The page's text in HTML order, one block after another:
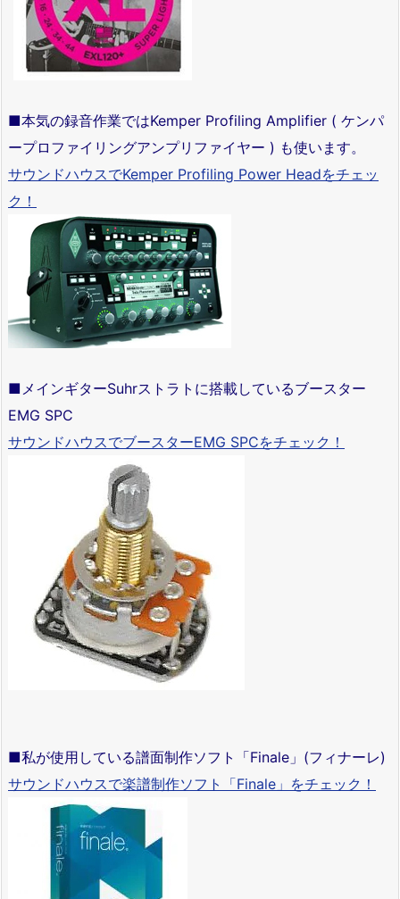
■本気の録音作業ではKemper Profiling Amplifier ( ケンパ
ープロファイリングアンプリファイヤー ) も使います。
サウンドハウスでKemper Profiling Power Headをチェッ
ク！
■メインギターSuhrストラトに搭載しているブースター
EMG SPC
サウンドハウスでブースターEMG SPCをチェック！
■私が使用している譜面制作ソフト「Finale」(フィナーレ)
サウンドハウスで楽譜制作ソフト「Finale」をチェック！